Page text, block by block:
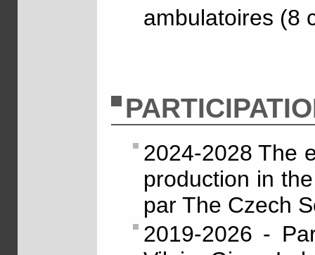
ambulatoires (8
2024-2028 The
production in
par The Czech
2019-2026 -